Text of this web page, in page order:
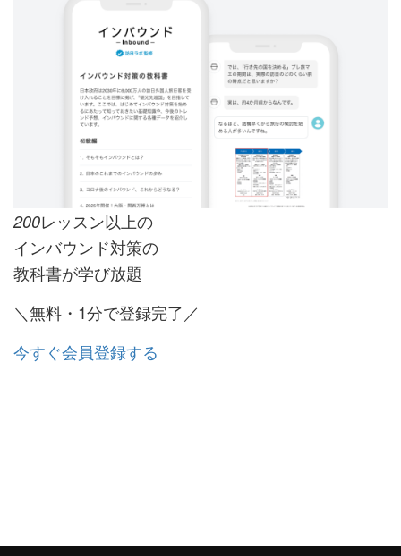
200レッスン以上の
インバウンド対策の
教科書が学び放題
＼無料・1分で登録完了／
今すぐ会員登録する